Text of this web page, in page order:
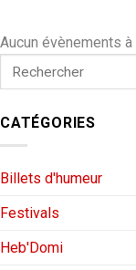
Aucun évènements
CATÉGORIES
Billets d'humeur
Festivals
Heb'Domi